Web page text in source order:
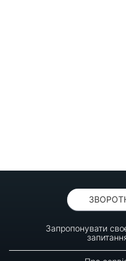
Запропонувати